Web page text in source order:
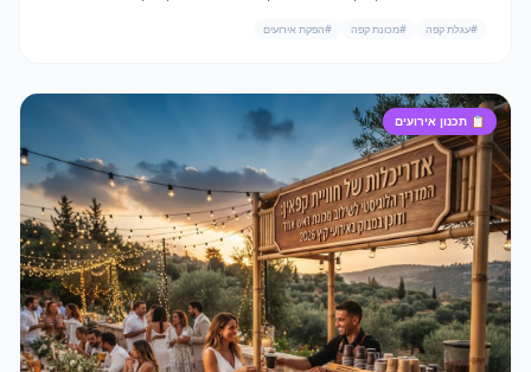
#עגלת קפה #מכונת קפה #הפקת אירועים
📋 תכנון אירועים